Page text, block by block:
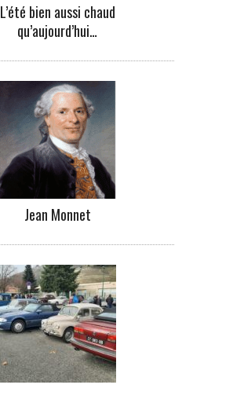
L’été bien aussi chaud
qu’aujourd’hui…
Jean Monnet